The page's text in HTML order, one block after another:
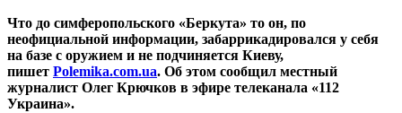
Что до симферопольского «Беркута» то он, по
неофициальной информации, забаррикадировался у себя
на базе с оружием и не подчиняется Киеву,
пишет Рolemika.com.ua. Об этом сообщил местный
журналист Олег Крючков в эфире телеканала «112
Украина».